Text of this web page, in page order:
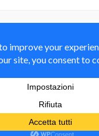
Commons Attribution
Elettronica Domotica
Themes.